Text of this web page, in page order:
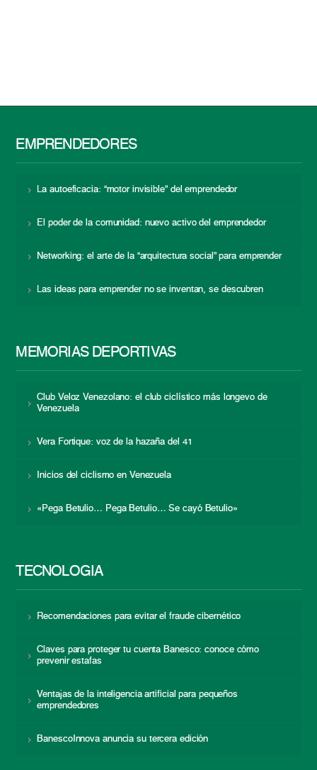
EMPRENDEDORES
La autoeficacia: “motor invisible” del emprendedor
El poder de la comunidad: nuevo activo del emprendedor
Networking: el arte de la “arquitectura social” para emprender
Las ideas para emprender no se inventan, se descubren
MEMORIAS DEPORTIVAS
Club Veloz Venezolano: el club ciclístico más longevo de
Venezuela
Vera Fortique: voz de la hazaña del 41
Inicios del ciclismo en Venezuela
«Pega Betulio… Pega Betulio… Se cayó Betulio»
TECNOLOGÍA
Recomendaciones para evitar el fraude cibernético
Claves para proteger tu cuenta Banesco: conoce cómo
prevenir estafas
Ventajas de la inteligencia artificial para pequeños
emprendedores
BanescoInnova anuncia su tercera edición